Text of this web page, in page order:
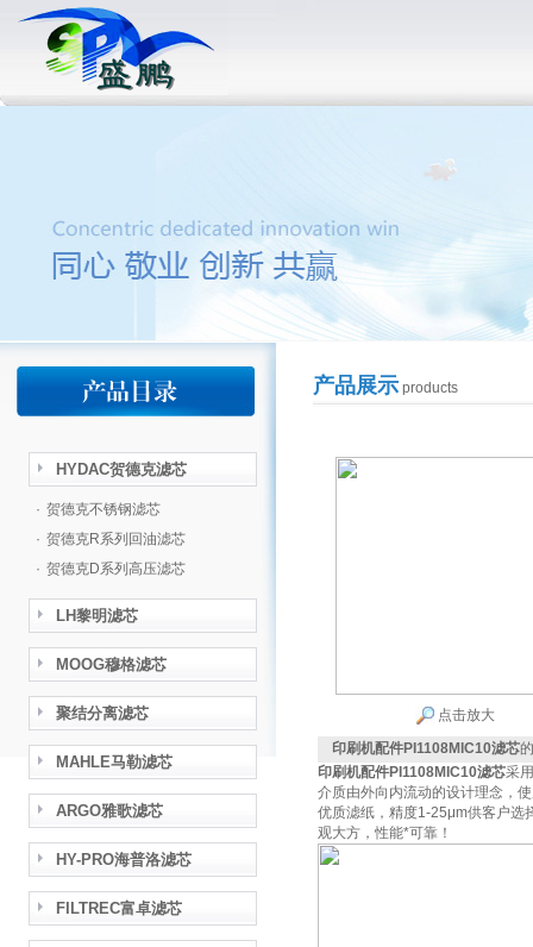
HYDAC贺德克滤芯
· 贺德克不锈钢滤芯
· 贺德克R系列回油滤芯
· 贺德克D系列高压滤芯
LH黎明滤芯
MOOG穆格滤芯
聚结分离滤芯
MAHLE马勒滤芯
ARGO雅歌滤芯
HY-PRO海普洛滤芯
FILTREC富卓滤芯
产品展示products
点击放大
印刷机配件PI1108MIC10滤芯
印刷机配件PI1108MIC10滤芯采
介质由外向内流动的设计理念，
优质滤纸，精度1-25μm供客户选
观大方，性能*可靠！